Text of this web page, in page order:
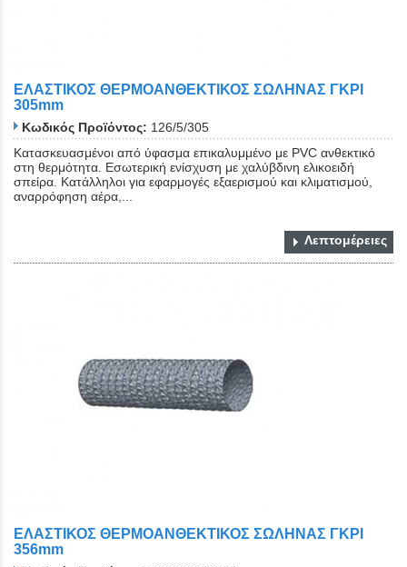
ΕΛΑΣΤΙΚΟΣ ΘΕΡΜΟΑΝΘΕΚΤΙΚΟΣ ΣΩΛΗΝΑΣ ΓΚΡΙ
305mm
Κωδικός Προϊόντος: 126/5/305
Κατασκευασμένοι από ύφασμα επικαλυμμένο με PVC ανθεκτικό
στη θερμότητα. Εσωτερική ενίσχυση με χαλύβδινη ελικοειδή
σπείρα. Κατάλληλοι για εφαρμογές εξαερισμού και κλιματισμού,
αναρρόφηση αέρα,...
Λεπτομέρειες
ΕΛΑΣΤΙΚΟΣ ΘΕΡΜΟΑΝΘΕΚΤΙΚΟΣ ΣΩΛΗΝΑΣ ΓΚΡΙ
356mm